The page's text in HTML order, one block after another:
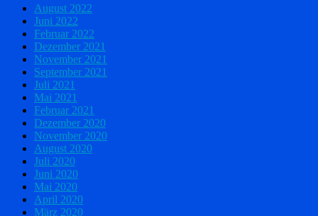
August 2022
Juni 2022
Februar 2022
Dezember 2021
November 2021
September 2021
Juli 2021
Mai 2021
Februar 2021
Dezember 2020
November 2020
August 2020
Juli 2020
Juni 2020
Mai 2020
April 2020
März 2020